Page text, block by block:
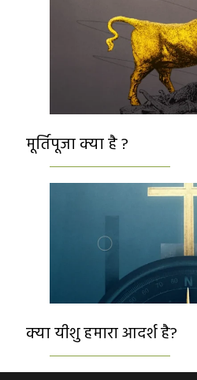
मूर्तिपूजा क्या है ?
क्या यीशु हमारा आदर्श है?